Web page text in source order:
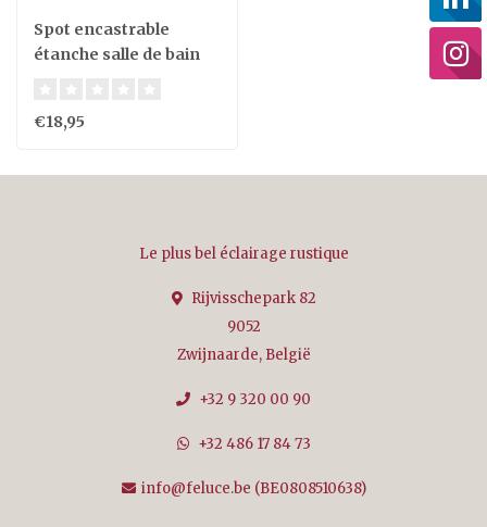
Spot encastrable
étanche salle de bain
€18,95
Le plus bel éclairage rustique
Rijvisschepark 82
9052
Zwijnaarde, België
+32 9 320 00 90
+32 486 17 84 73
info@feluce.be (BE0808510638)